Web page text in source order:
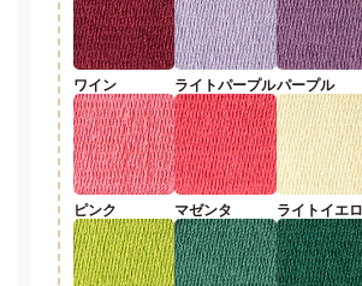
ワイン ライトパープルパープル
ピンク マゼンタ ライトイエ